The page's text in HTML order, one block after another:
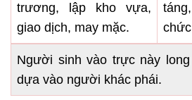
trương, lập kho vựa,
giao dịch, may mặc.
Người sinh vào trực này
dựa vào người khác phái.